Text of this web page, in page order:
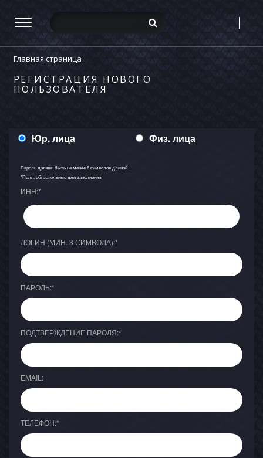
Главная страница
РЕГИСТРАЦИЯ НОВОГО
ПОЛЬЗОВАТЕЛЯ
Юр. лица Физ. лица
Пароль должен быть не менее 6 символов длиной.
*Поля, обязательные для заполнения.
ИНН:*
ЛОГИН (МИН. 3 СИМВОЛА):*
ПАРОЛЬ:*
ПОДТВЕРЖДЕНИЕ ПАРОЛЯ:*
EMAIL:
ТЕЛЕФОН:*